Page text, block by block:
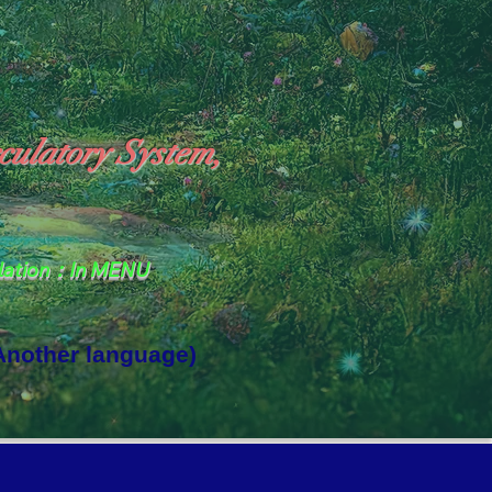
System,
：In MENU
language)